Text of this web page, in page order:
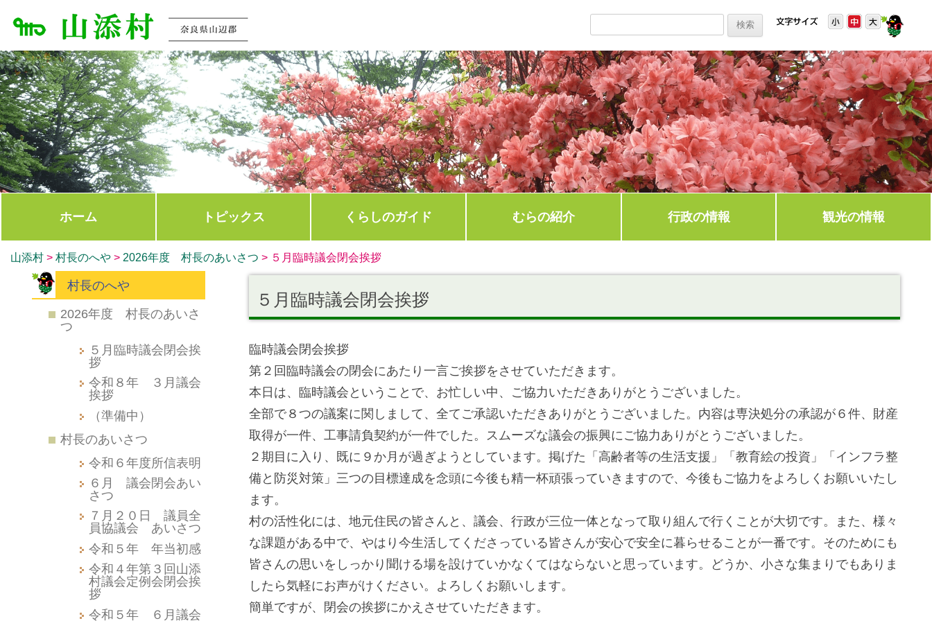
ホーム トピックス くらしのガイド むらの紹介 行政の情報 観光の情報
山添村 > 村長のへや > 2026年度 村長のあいさつ > ５月臨時議会閉会挨拶
５月臨時議会閉会挨拶
臨時議会閉会挨拶
第２回臨時議会の閉会にあたり一言ご挨拶をさせていただきます。
本日は、臨時議会ということで、お忙しい中、ご協力いただきありがとうございました。
全部で８つの議案に関しまして、全てご承認いただきありがとうございました。内容は専決処分の承認が６件、財産
取得が一件、工事請負契約が一件でした。スムーズな議会の振興にご協力ありがとうございました。
２期目に入り、既に９か月が過ぎようとしています。掲げた「高齢者等の生活支援」「教育絵の投資」「インフラ整
備と防災対策」三つの目標達成を念頭に今後も精一杯頑張っていきますので、今後もご協力をよろしくお願いいたし
ます。
村の活性化には、地元住民の皆さんと、議会、行政が三位一体となって取り組んで行くことが大切です。また、様々
な課題がある中で、やはり今生活してくださっている皆さんが安心で安全に暮らせることが一番です。そのためにも
皆さんの思いをしっかり聞ける場を設けていかなくてはならないと思っています。どうか、小さな集まりでもありま
したら気軽にお声がけください。よろしくお願いします。
簡単ですが、閉会の挨拶にかえさせていただきます。
村長のへや
2026年度 村長のあいさ
つ
５月臨時議会閉会挨
拶
令和８年 ３月議会
挨拶
（準備中）
村長のあいさつ
令和６年度所信表明
６月 議会閉会あい
さつ
７月２０日 議員全
員協議会 あいさつ
令和５年 年当初感
令和４年第３回山添
村議会定例会閉会挨
拶
令和５年 ６月議会